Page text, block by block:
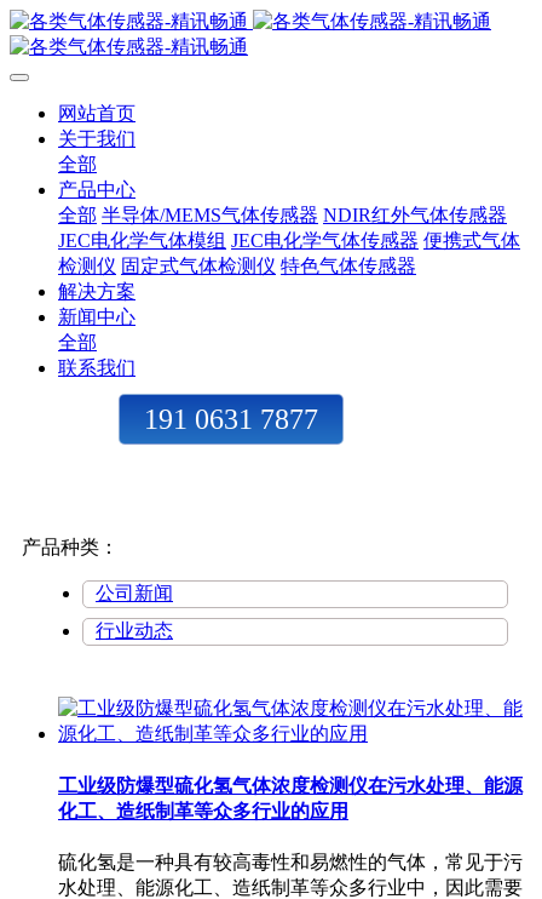
网站首页
关于我们
全部
产品中心
全部 半导体/MEMS气体传感器 NDIR红外气体传感器
JEC电化学气体模组 JEC电化学气体传感器 便携式气体
检测仪 固定式气体检测仪 特色气体传感器
解决方案
新闻中心
全部
联系我们
191 0631 7877
产品种类：
公司新闻
行业动态
工业级防爆型硫化氢气体浓度检测仪在污水处理、能源
化工、造纸制革等众多行业的应用
硫化氢是一种具有较高毒性和易燃性的气体，常见于污
水处理、能源化工、造纸制革等众多行业中，因此需要